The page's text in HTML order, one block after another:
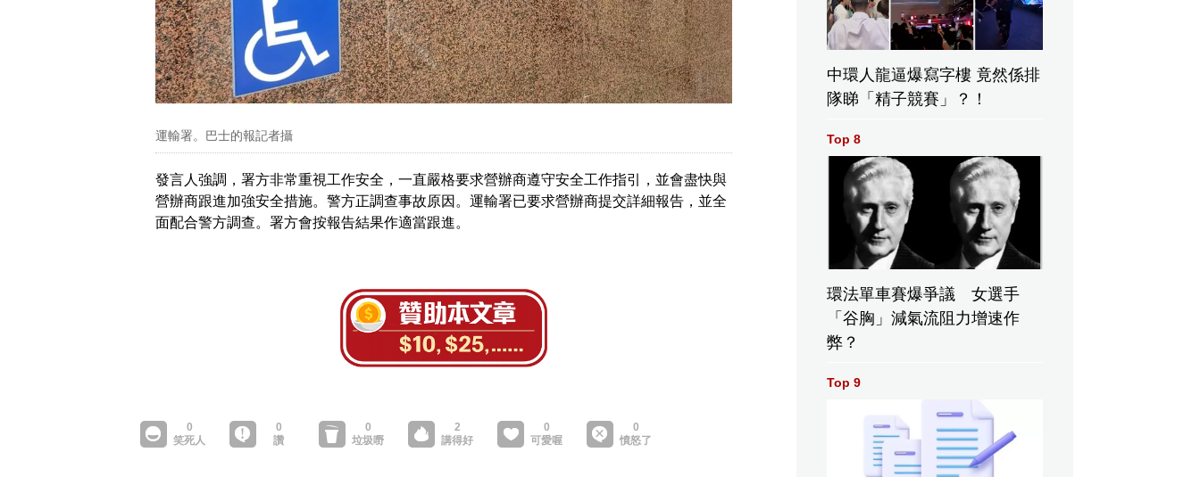
運輸署。巴士的報記者攝
發言人強調，署方非常重視工作安全，一直嚴格要求營辦商遵守安全工作指引，並會盡快與
營辦商跟進加強安全措施。警方正調查事故原因。運輸署已要求營辦商提交詳細報告，並全
面配合警方調查。署方會按報告結果作適當跟進。
中環人龍逼爆寫字樓 竟然係排
隊睇「精子競賽」？！
Top 8
環法單車賽爆爭議 女選手
「谷胸」減氣流阻力增速作
弊？
Top 9